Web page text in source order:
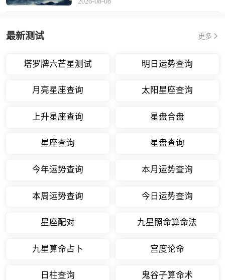
最新测试 更多
塔罗牌六芒星测试 明日运势查询
月亮星座查询 太阳星座查询
上升星座查询 星盘合盘
星座查询 星盘查询
今年运势查询 本月运势查询
本周运势查询 今日运势查询
星座配对 九星照命算命法
九星算命占卜 宫度论命
日柱查询 鬼谷子算命术